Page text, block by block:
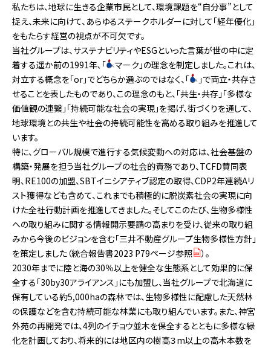
私たちは、地球に生きる企業市民として、環境課題を“自分事”として
捉え、未来に向けて、あらゆるステークホルダーに対して「経年優化」
をもたらす経営の視点が不可欠です。
当社グループは、サステナビリティやESGといった言葉が世の中に定
着する遥か前の1991年､「
マーク」の理念を制定しました。これは、
対立する概念を「or」でどちらか選ぶのではなく、「
」で両立・共存さ
せることを表したものであり、この理念のもと、「共生・共存」「多様な
価値観の連繋」「持続可能な社会の実現」を掲げ、街づくりを通して、
地球環境との共生や社会の持続可能性を高める取り組みを推進して
います。
特に、グローバル規模で進行する気候変動への対応は、社会基盤の
構築・発展を担う当社グループの社会的責務であり、TCFD賛同表
明、RE100の加盟、SBTイニシアティブ認定の取得、CDP2年連続Aリ
スト獲得なども含めて、これまでも積極的に脱炭素社会の実現に向
けた全社行動計画を推進してきました。そしてこのたび､生物多様性
への取り組みに関する情報開示要請の高まりを受け、従来の取り組
みから今後のビジョンを含む「三井不動産グループ生物多様性方針」
を策定しました（統合報告書2023 P79ページ参照
）。
2030年までに陸と海の30％以上を健全な生態系として効果的に保
全する「30by30アライアンス」にも加盟し、当社グループで北海道に
保有している約5,000haの森林では、生物多様性に配慮した天然林
の保護などを含む持続可能な林業にも取り組んでいます。また、神宮
外苑の再開発では、4列のイチョウ並木を保全するとともに多様な緑
化を計画しており、将来的には地区内の樹高３m以上の高木本数を